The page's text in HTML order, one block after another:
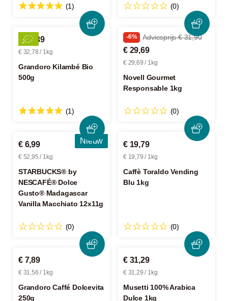
(1) (0)
€ 16,39
€ 32,78 / 1kg
Grandoro Kilambé Bio
500g
(1)
-6% Adviesprijs € 31,90
€ 29,69
€ 29,69 / 1kg
Novell Gourmet
Responsable 1kg
(0)
Nieuw
€ 6,99
€ 52,95 / 1kg
STARBUCKS® by
NESCAFÉ® Dolce
Gusto® Madagascar
Vanilla Macchiato 12x11g
(0)
€ 19,79
€ 19,79 / 1kg
Caffè Toraldo Vending
Blu 1kg
(0)
€ 7,89
€ 31,56 / 1kg
Grandoro Caffé Dolcevita
250g
€ 31,29
€ 31,29 / 1kg
Musetti 100% Arabica
Dulce 1kg